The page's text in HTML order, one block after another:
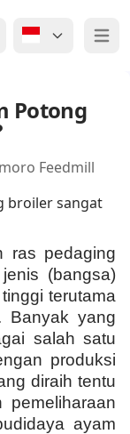
Open
Potong
Feedmill
ras pedaging
(bangsa)
terutama
Banyak yang
salah satu
produksi
diraih tentu
pemeliharaan
ayam